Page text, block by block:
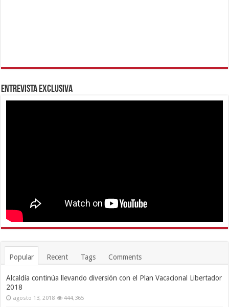
Entrevista Exclusiva
Popular Recent Tags Comments
Alcaldía continúa llevando diversión con el Plan Vacacional Libertador
2018
agosto 13, 2018 444,365